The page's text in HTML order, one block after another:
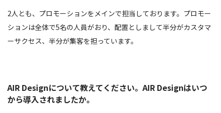
2人とも、プロモーションをメインで担当しております。プロモー
ションは全体で5名の人員がおり、配置としまして半分がカスタマ
ーサクセス、半分が集客を担っています。
AIR Designについて教えてください。AIR Designはいつ
から導入されましたか。